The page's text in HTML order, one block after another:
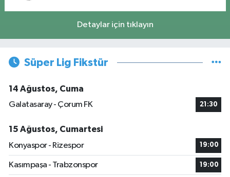
Detaylar için tıklayın
Süper Lig Fikstür
14 Ağustos, Cuma
Galatasaray - Çorum FK
21:30
15 Ağustos, Cumartesi
Konyaspor - Rizespor
19:00
Kasımpaşa - Trabzonspor 19:00